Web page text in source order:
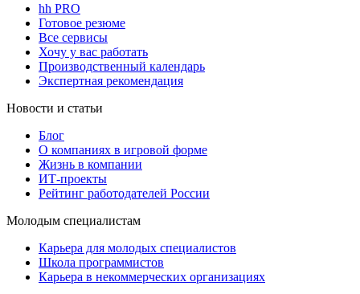
hh PRO
Готовое резюме
Все сервисы
Хочу у вас работать
Производственный календарь
Экспертная рекомендация
Новости и статьи
Блог
О компаниях в игровой форме
Жизнь в компании
ИТ-проекты
Рейтинг работодателей России
Молодым специалистам
Карьера для молодых специалистов
Школа программистов
Карьера в некоммерческих организациях